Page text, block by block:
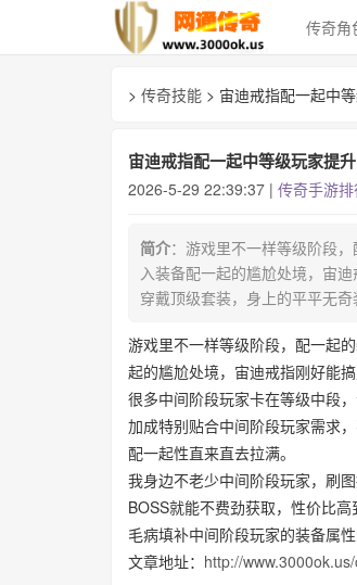
传奇角
> 传奇技能 > 宙迪戒指配一起中
宙迪戒指配一起中等级玩家提
2026-5-29 22:39:37 | 传奇手游
简介：游戏里不一样等级阶段
入装备配一起的尴尬处境，宙
穿戴顶级套装，身上的平平无
游戏里不一样等级阶段，配一起
起的尴尬处境，宙迪戒指刚好能
很多中间阶段玩家卡在等级中段
加成特别贴合中间阶段玩家需求
配一起性直来直去拉满。
我身边不老少中间阶段玩家，刷
BOSS就能不费劲获取，性价比
毛病填补中间阶段玩家的装备属
文章地址： http://